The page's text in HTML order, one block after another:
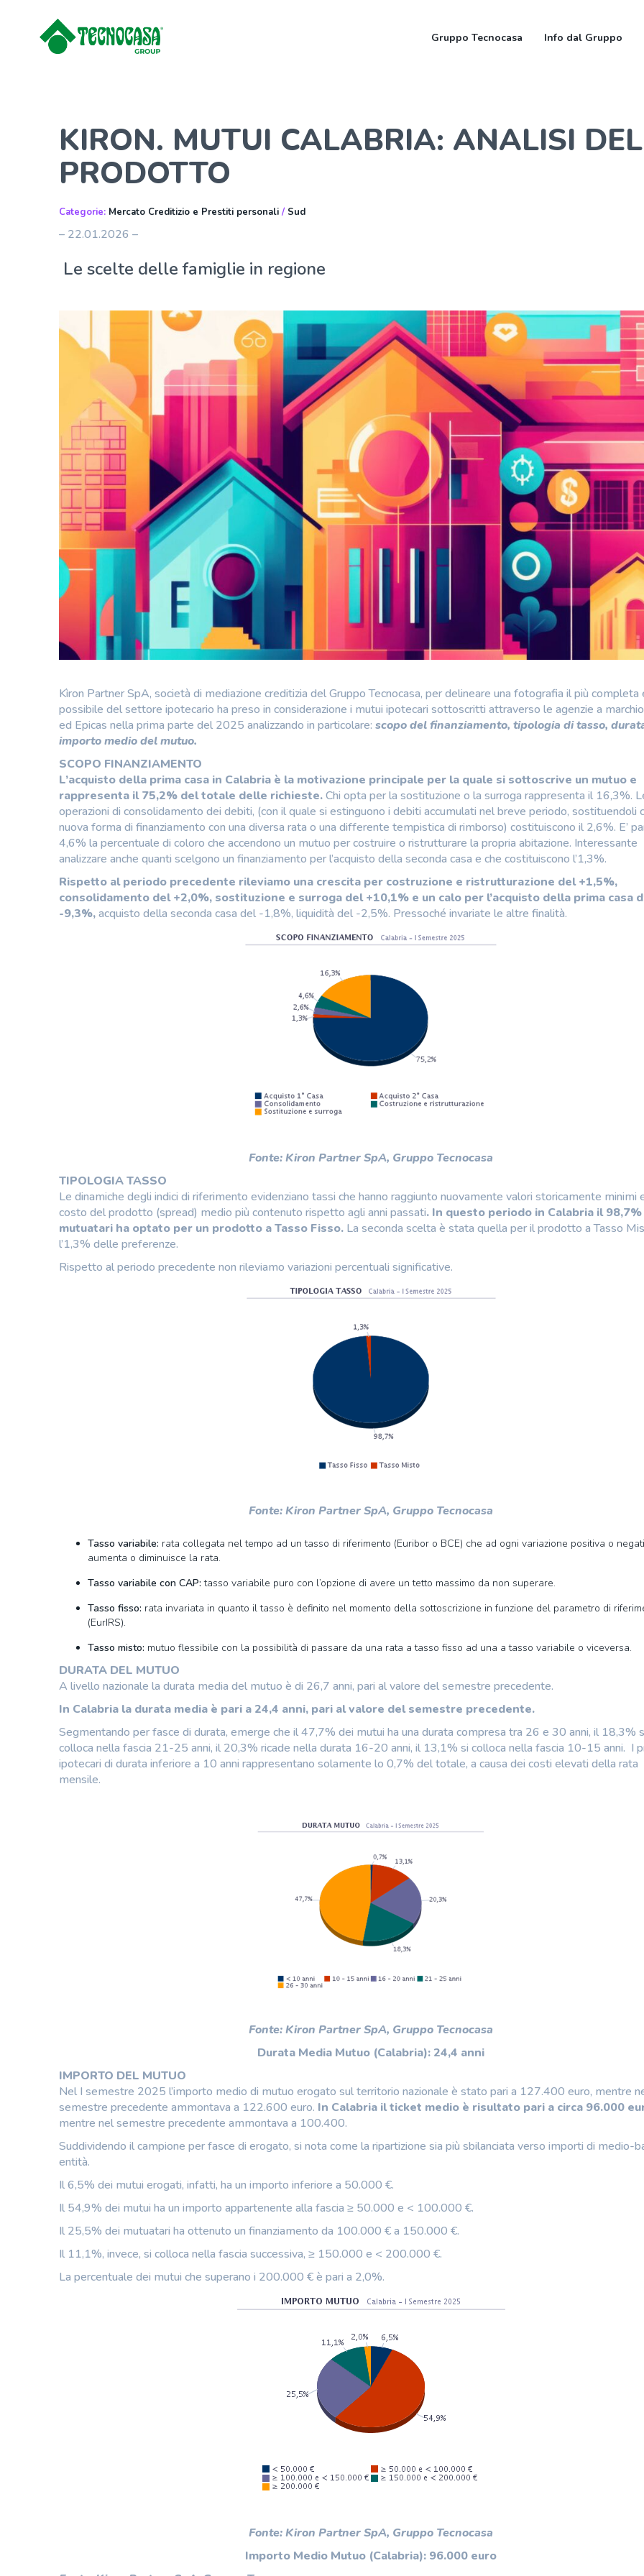
Gruppo Tecnocasa Info dal Gruppo
KIRON. MUTUI CALABRIA: ANALISI DEL
PRODOTTO
Categorie: Mercato Creditizio e Prestiti personali / Sud
– 22.01.2026 –
Le scelte delle famiglie in regione
Kìron Partner SpA, società di mediazione creditizia del Gruppo Tecnocasa, per delineare una fotografia il più completa
possibile del settore ipotecario ha preso in considerazione i mutui ipotecari sottoscritti attraverso le agenzie a
ed Epicas nella prima parte del 2025 analizzando in particolare: scopo del finanziamento, tipologia di tasso,
importo medio del mutuo.
SCOPO FINANZIAMENTO
L’acquisto della prima casa in Calabria è la motivazione principale per la quale si sottoscrive un mutuo e
rappresenta il 75,2% del totale delle richieste.Chi opta per la sostituzione o la surroga rappresenta il 16,3%.
operazioni di consolidamento dei debiti, (con il quale si estinguono i debiti accumulati nel breve periodo, sostituendoli
nuova forma di finanziamento con una diversa rata o una differente tempistica di rimborso) costituiscono il 2,6%. E’
4,6% la percentuale di coloro che accendono un mutuo per costruire o ristrutturare la propria abitazione. Interessante
analizzare anche quanti scelgono un finanziamento per l’acquisto della seconda casa e che costituiscono l’1,3%.
Rispetto al periodo precedente rileviamo una crescita per costruzione e ristrutturazione del +1,5%,
consolidamento del +2,0%, sostituzione e surroga del +10,1% e un calo per l’acquisto della prima casa
-9,3%,acquisto della seconda casa del -1,8%, liquidità del -2,5%. Pressoché invariate le altre finalità.
Fonte: Kiron Partner SpA, Gruppo Tecnocasa
TIPOLOGIA TASSO
Le dinamiche degli indici di riferimento evidenziano tassi che hanno raggiunto nuovamente valori storicamente minimi
costo del prodotto (spread) medio più contenuto rispetto agli anni passati. In questo periodo in Calabria il
mutuatari ha optato per un prodotto a Tasso Fisso. La seconda scelta è stata quella per il prodotto a Tasso
l’1,3% delle preferenze.
Rispetto al periodo precedente non rileviamo variazioni percentuali significative.
Fonte: Kiron Partner SpA, Gruppo Tecnocasa
Tasso variabile: rata collegata nel tempo ad un tasso di riferimento (Euribor o BCE) che ad ogni variazione positiva o
aumenta o diminuisce la rata.
Tasso variabile con CAP: tasso variabile puro con l’opzione di avere un tetto massimo da non superare.
Tasso fisso: rata invariata in quanto il tasso è definito nel momento della sottoscrizione in funzione del parametro di
(EurIRS).
Tasso misto: mutuo flessibile con la possibilità di passare da una rata a tasso fisso ad una a tasso variabile o viceversa.
DURATA DEL MUTUO
A livello nazionale la durata media del mutuo è di 26,7 anni, pari al valore del semestre precedente.
In Calabria la durata media è pari a 24,4 anni, pari al valore del semestre precedente.
Segmentando per fasce di durata, emerge che il 47,7% dei mutui ha una durata compresa tra 26 e 30 anni, il 18,3%
colloca nella fascia 21-25 anni, il 20,3% ricade nella durata 16-20 anni, il 13,1% si colloca nella fascia 10-15 anni. I
ipotecari di durata inferiore a 10 anni rappresentano solamente lo 0,7% del totale, a causa dei costi elevati della rata
mensile.
Fonte: Kiron Partner SpA, Gruppo Tecnocasa
Durata Media Mutuo (Calabria): 24,4 anni
IMPORTO DEL MUTUO
Nel I semestre 2025 l’importo medio di mutuo erogato sul territorio nazionale è stato pari a 127.400 euro, mentre
semestre precedente ammontava a 122.600 euro. In Calabria il ticket medio è risultato pari a circa 96.000
mentre nel semestre precedente ammontava a 100.400.
Suddividendo il campione per fasce di erogato, si nota come la ripartizione sia più sbilanciata verso importi di medio-
entità.
Il 6,5% dei mutui erogati, infatti, ha un importo inferiore a 50.000 €.
Il 54,9% dei mutui ha un importo appartenente alla fascia ≥ 50.000 e < 100.000 €.
Il 25,5% dei mutuatari ha ottenuto un finanziamento da 100.000 € a 150.000 €.
Il 11,1%, invece, si colloca nella fascia successiva, ≥ 150.000 e < 200.000 €.
La percentuale dei mutui che superano i 200.000 € è pari a 2,0%.
Fonte: Kiron Partner SpA, Gruppo Tecnocasa
Importo Medio Mutuo (Calabria): 96.000 euro